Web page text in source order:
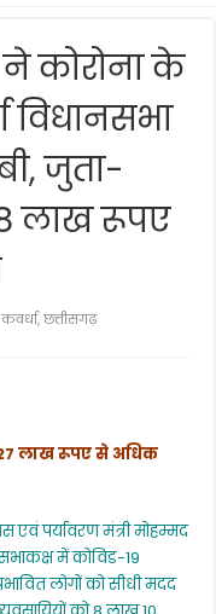
कोरोना के
विधानसभा
जुता-
लाख रूपए
कवर्धा,छत्तीसगढ़
लाख रूपए से अधिक
एवं पर्यावरण मंत्री मोहम्मद
में कोविड-19
लोगों को सीधी मदद